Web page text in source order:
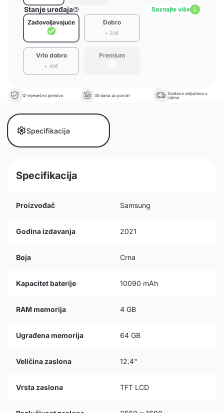
Stanje uređaja
Saznajte više
Zadovoljavajuće
Dobro
+ 20€
Vrlo dobro
+ 40€
Premium
12-mjesečno jamstvo 30 dana za povrat
Dostava uključena u
cijenu
Specifikacija
Specifikacija
Proizvođač Samsung
Godina izdavanja 2021
Boja Crna
Kapacitet baterije 10090 mAh
RAM memorija 4 GB
Ugrađena memorija 64 GB
Veličina zaslona 12.4"
Vrsta zaslona TFT LCD